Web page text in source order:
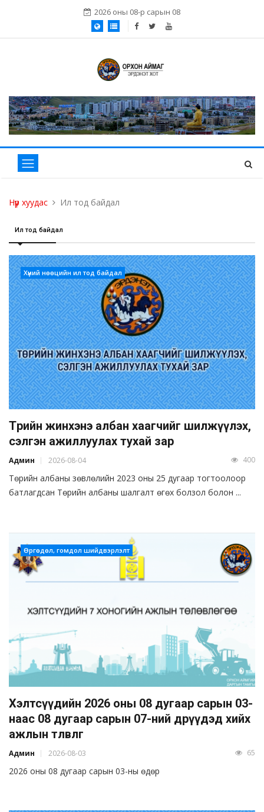
2026 оны 08-р сарын 08
Нүүр хуудас Ил тод байдал
Ил тод байдал
Хүний нөөцийн ил тод байдал
Төрийн жинхэнэ албан хаагчийг шилжүүлэх,
сэлгэн ажиллуулах тухай зар
Админ 2026-08-04 400
Төрийн албаны зөвлөлийн 2023 оны 25 дугаар тогтоолоор
батлагдсан Төрийн албаны шалгалт өгөх болзол болон ...
Өргөдөл, гомдол шийдвэрлэлт
Хэлтсүүдийн 2026 оны 08 дугаар сарын 03-
наас 08 дугаар сарын 07-ний өдрүүдэд хийх
ажлын төлөвлөгөө
Админ 2026-08-03 65
2026 оны 08 дугаар сарын 03-ны өдөр